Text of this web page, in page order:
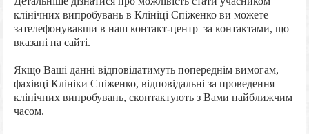
клінічних випробувань в Клініці Спіженко ви можете
зателефонувавши в наш контакт-центр за контактами, що
вказані на сайті.
Якщо Ваші данні відповідатимуть попереднім вимогам,
фахівці Клініки Спіженко, відповідальні за проведення
клінічних випробувань, сконтактують з Вами найближчим
часом.